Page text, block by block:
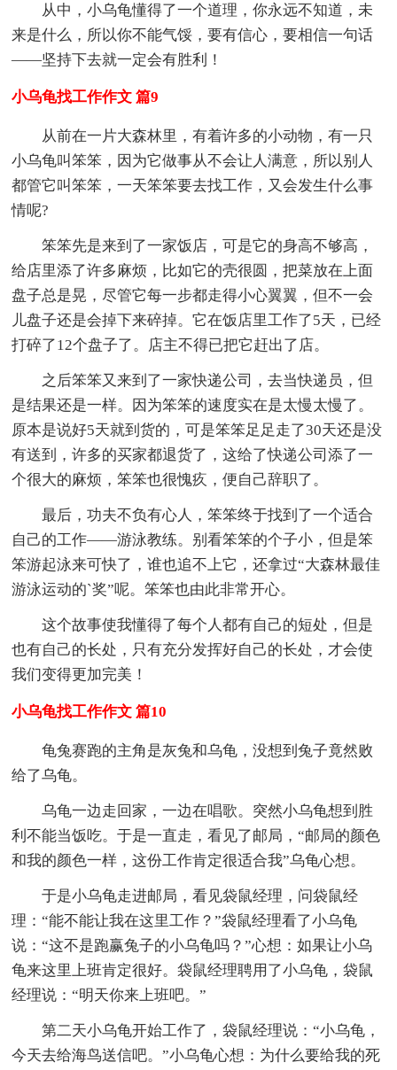
从中，小乌龟懂得了一个道理，你永远不知道，未
来是什么，所以你不能气馁，要有信心，要相信一句话
――坚持下去就一定会有胜利！
小乌龟找工作作文 篇9
从前在一片大森林里，有着许多的小动物，有一只
小乌龟叫笨笨，因为它做事从不会让人满意，所以别人
都管它叫笨笨，一天笨笨要去找工作，又会发生什么事
情呢?
笨笨先是来到了一家饭店，可是它的身高不够高，
给店里添了许多麻烦，比如它的壳很圆，把菜放在上面
盘子总是晃，尽管它每一步都走得小心翼翼，但不一会
儿盘子还是会掉下来碎掉。它在饭店里工作了5天，已经
打碎了12个盘子了。店主不得已把它赶出了店。
之后笨笨又来到了一家快递公司，去当快递员，但
是结果还是一样。因为笨笨的速度实在是太慢太慢了。
原本是说好5天就到货的，可是笨笨足足走了30天还是没
有送到，许多的买家都退货了，这给了快递公司添了一
个很大的麻烦，笨笨也很愧疚，便自己辞职了。
最后，功夫不负有心人，笨笨终于找到了一个适合
自己的工作——游泳教练。别看笨笨的个子小，但是笨
笨游起泳来可快了，谁也追不上它，还拿过“大森林最佳
游泳运动的`奖”呢。笨笨也由此非常开心。
这个故事使我懂得了每个人都有自己的短处，但是
也有自己的长处，只有充分发挥好自己的长处，才会使
我们变得更加完美！
小乌龟找工作作文 篇10
龟兔赛跑的主角是灰兔和乌龟，没想到兔子竟然败
给了乌龟。
乌龟一边走回家，一边在唱歌。突然小乌龟想到胜
利不能当饭吃。于是一直走，看见了邮局，“邮局的颜色
和我的颜色一样，这份工作肯定很适合我”乌龟心想。
于是小乌龟走进邮局，看见袋鼠经理，问袋鼠经
理：“能不能让我在这里工作？”袋鼠经理看了小乌龟
说：“这不是跑赢兔子的小乌龟吗？”心想：如果让小乌
龟来这里上班肯定很好。袋鼠经理聘用了小乌龟，袋鼠
经理说：“明天你来上班吧。”
第二天小乌龟开始工作了，袋鼠经理说：“小乌龟，
今天去给海鸟送信吧。”小乌龟心想：为什么要给我的死